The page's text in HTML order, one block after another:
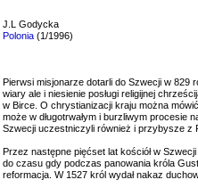
J.L Godycka
Polonia (1/1996)
Pierwsi misjonarze dotarli do Szwecji w 829
wiary ale i niesienie posługi religijnej
w Birce. O chrystianizacji kraju można
może w długotrwałym i burzliwym procesie
Szwecji uczestniczyli również i przybysze z
Przez następne pięćset lat kościół w
do czasu gdy podczas panowania króla
reformacja. W 1527 król wydał nakaz